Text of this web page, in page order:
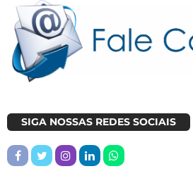
SIGA NOSSAS REDES SOCIAIS